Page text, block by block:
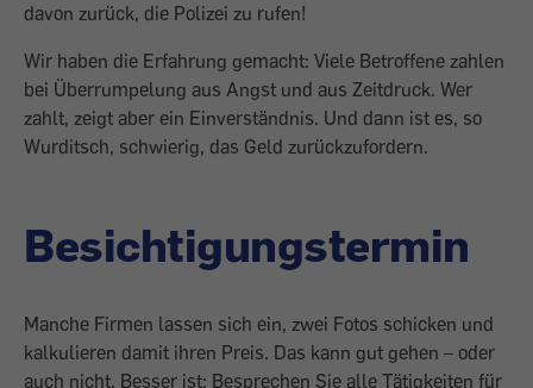
davon zurück, die Polizei zu rufen!
Wir haben die Erfahrung gemacht: Viele Betroffene zahlen
bei Überrumpelung aus Angst und aus Zeitdruck. Wer
zahlt, zeigt aber ein Einverständnis. Und dann ist es, so
Wurditsch, schwierig, das Geld zurückzufordern.
Besichtigungstermin
Manche Firmen lassen sich ein, zwei Fotos schicken und
kalkulieren damit ihren Preis. Das kann gut gehen – oder
auch nicht. Besser ist: Besprechen Sie alle Tätigkeiten für